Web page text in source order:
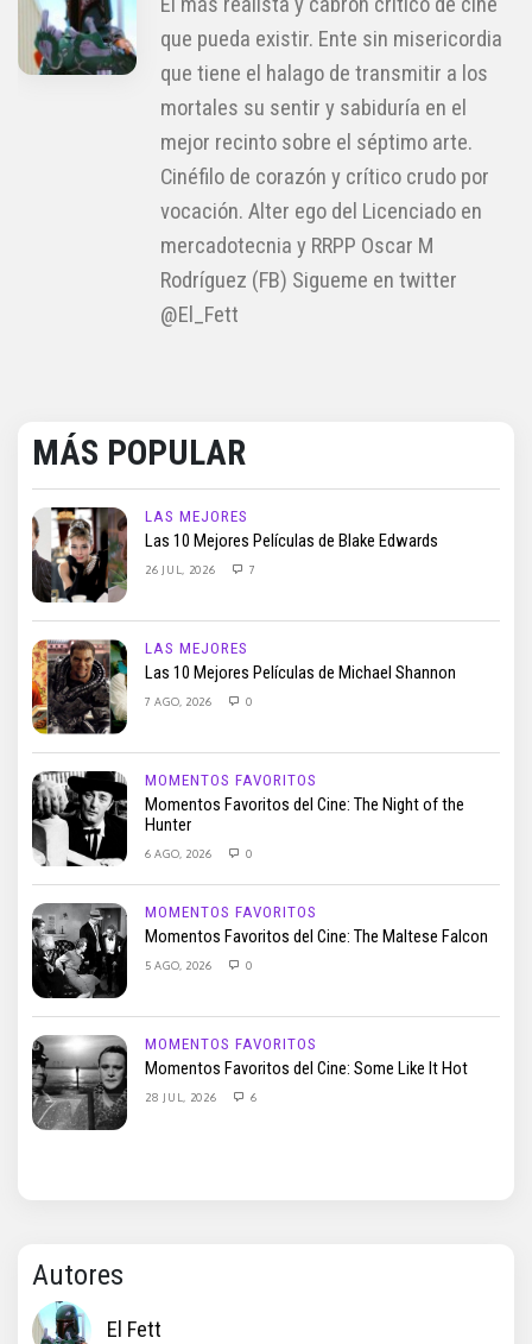
que pueda existir. Ente sin misericordia
que tiene el halago de transmitir a los
mortales su sentir y sabiduría en el
mejor recinto sobre el séptimo arte.
Cinéfilo de corazón y crítico crudo por
vocación. Alter ego del Licenciado en
mercadotecnia y RRPP Oscar M
Rodríguez (FB) Sigueme en twitter
@El_Fett
MÁS POPULAR
LAS MEJORES
Las 10 Mejores Películas de Blake Edwards
26 JUL, 2026 7
LAS MEJORES
Las 10 Mejores Películas de Michael Shannon
7 AGO, 2026 0
MOMENTOS FAVORITOS
Momentos Favoritos del Cine: The Night of the
Hunter
6 AGO, 2026 0
MOMENTOS FAVORITOS
Momentos Favoritos del Cine: The Maltese Falcon
5 AGO, 2026 0
MOMENTOS FAVORITOS
Momentos Favoritos del Cine: Some Like It Hot
28 JUL, 2026 6
Autores
El Fett